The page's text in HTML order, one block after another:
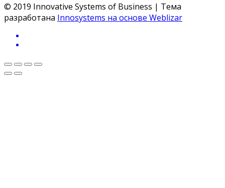
© 2019 Innovative Systems of Business | Тема
разработана Innosystems на основе Weblizar